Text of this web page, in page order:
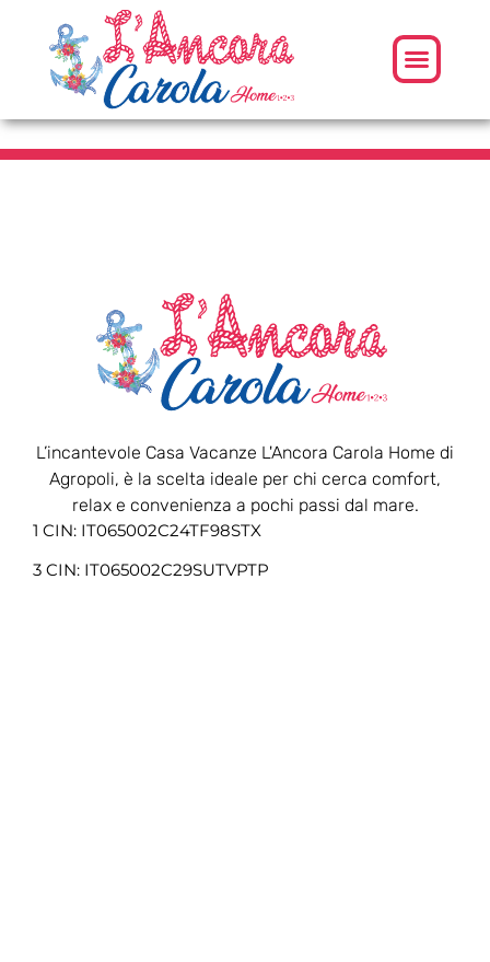
L’incantevole Casa Vacanze L'Ancora Carola Home di
Agropoli, è la scelta ideale per chi cerca comfort,
relax e convenienza a pochi passi dal mare.
1 CIN: IT065002C24TF98STX
3 CIN: IT065002C29SUTVPTP